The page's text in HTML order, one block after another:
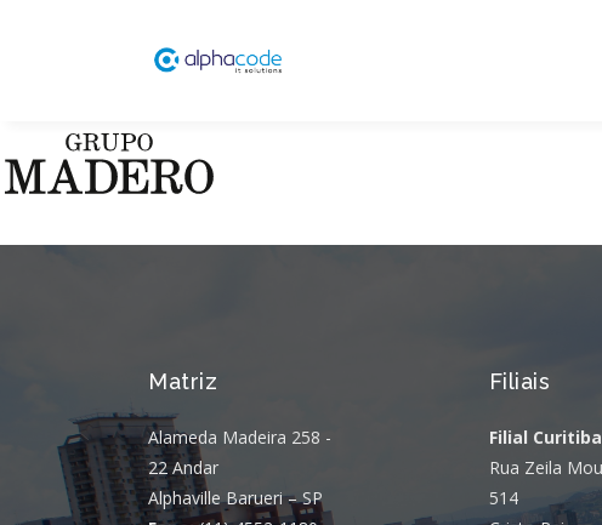
Matriz
Alameda Madeira 258 -
22 Andar
Alphaville Barueri – SP
Filiais
Filial Curitiba
Rua Zeila
514